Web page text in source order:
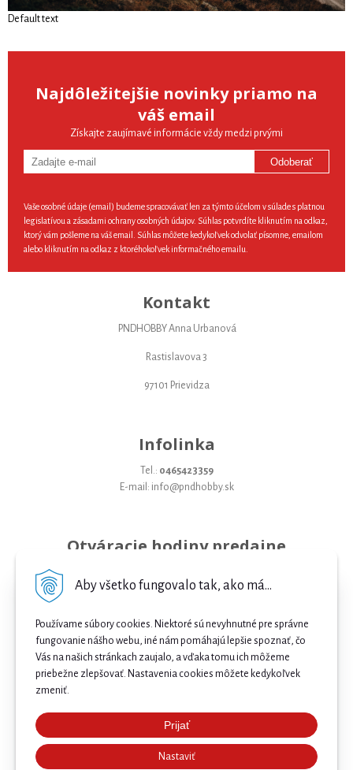
Aby všetko fungovalo tak, ako má...
Používame súbory cookies. Niektoré sú nevyhnutné pre správne
fungovanie nášho webu, iné nám pomáhajú lepšie spoznať, čo
Vás na našich stránkach zaujalo, a vďaka tomu ich môžeme
priebežne zlepšovať. Nastavenia cookies môžete kedykoľvek
zmeniť.
Prijať
Nastaviť
Default text
Najdôležitejšie novinky priamo na
váš email
Získajte zaujímavé informácie vždy medzi prvými
Odoberať
Vaše osobné údaje (email) budeme spracovávať len za týmto účelom v súlade s platnou
legislatívou a zásadami ochrany osobných údajov. Súhlas potvrdíte kliknutím na odkaz,
ktorý vám pošleme na váš email. Súhlas môžete kedykoľvek odvolať písomne, emailom
alebo kliknutím na odkaz z ktoréhokoľvek informačného emailu.
Kontakt
PNDHOBBY Anna Urbanová
Rastislavova 3
97101 Prievidza
Infolinka
Tel.: 0465423359
E-mail: info@pndhobby.sk
Otváracie hodiny predajne
Streda 09-17
Štvrtok 09-17
Sobota 09-12
Nedeľa Zatvorené
Najnižšia cena .
Našli ste nižšiu cenu e-biku? Prekonáme ju! 🔥 Pošlite